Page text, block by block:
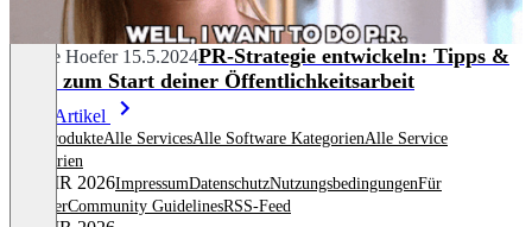
Janette Hoefer 15.5.2024PR-Strategie entwickeln: Tipps &
Tools zum Start deiner Öffentlichkeitsarbeit
Mehr Artikel
Alle ProdukteAlle ServicesAlle Software KategorienAlle Service
Kategorien
© OMR 2026ImpressumDatenschutzNutzungsbedingungenFür
AnbieterCommunity GuidelinesRSS-Feed